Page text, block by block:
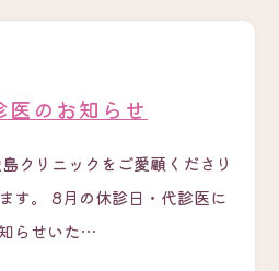
のお知らせ
クリニックをご愛顧くださり
す。 8月の休診日・代診医に
らせいた…